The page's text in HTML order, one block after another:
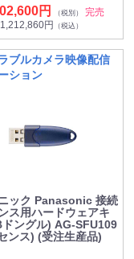
円 （税別）
完売
1,212,860円 （税込）
ブルカメラ映像配信
ション
ック Panasonic 接続
ス用ハードウェアキ
ドングル) AG-SFU109
ンス) (受注生産品)